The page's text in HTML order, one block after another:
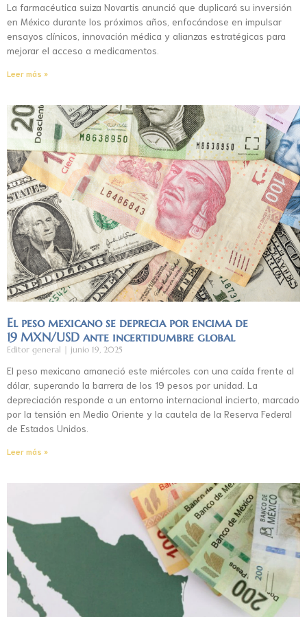
La farmacéutica suiza Novartis anunció que duplicará su inversión
en México durante los próximos años, enfocándose en impulsar
ensayos clínicos, innovación médica y alianzas estratégicas para
mejorar el acceso a medicamentos.
Leer más »
El peso mexicano se deprecia por encima de
19 MXN/USD ante incertidumbre global
Editor general junio 19, 2025
El peso mexicano amaneció este miércoles con una caída frente al
dólar, superando la barrera de los 19 pesos por unidad. La
depreciación responde a un entorno internacional incierto, marcado
por la tensión en Medio Oriente y la cautela de la Reserva Federal
de Estados Unidos.
Leer más »